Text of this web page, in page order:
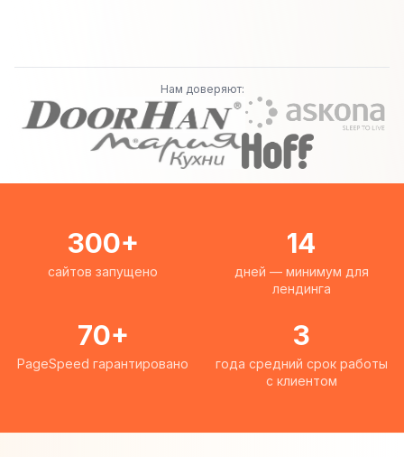
Нам доверяют:
300+
сайтов запущено
14
дней — минимум для
лендинга
70+
PageSpeed гарантировано
3
года средний срок работы
с клиентом